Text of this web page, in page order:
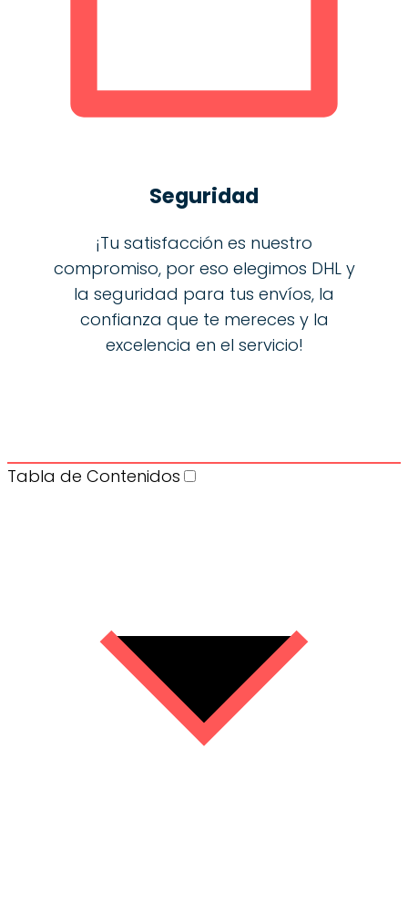
Seguridad
¡Tu satisfacción es nuestro
compromiso, por eso elegimos DHL y
la seguridad para tus envíos, la
confianza que te mereces y la
excelencia en el servicio!
Tabla de Contenidos